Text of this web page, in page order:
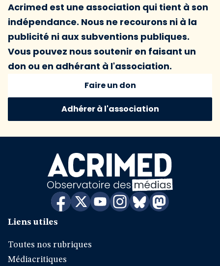
Acrimed est une association qui tient à son
indépendance. Nous ne recourons ni à la
publicité ni aux subventions publiques.
Vous pouvez nous soutenir en faisant un
don ou en adhérant à l'association.
Faire un don
Adhérer à l'association
Liens utiles
Toutes nos rubriques
Médiacritiques